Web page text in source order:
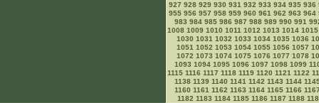
927 928 929 930 931 932 933 934 935 936
955 956 957 958 959 960 961 962 963 964
983 984 985 986 987 988 989 990 991
1008 1009 1010 1011 1012 1013 1014 1015
1030 1031 1032 1033 1034 1035 1036
1051 1052 1053 1054 1055 1056 1057
1072 1073 1074 1075 1076 1077 1078
1093 1094 1095 1096 1097 1098 1099
1115 1116 1117 1118 1119 1120 1121 1122
1138 1139 1140 1141 1142 1143 1144
1160 1161 1162 1163 1164 1165 1166
1182 1183 1184 1185 1186 1187 1188